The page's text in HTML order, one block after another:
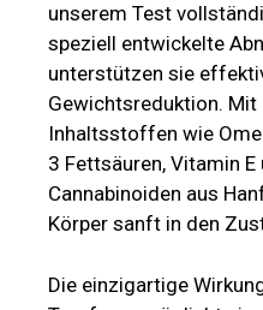
unserem Test
speziell entwickelte
unterstützen sie
Gewichtsreduktion.
Inhaltsstoffen wie
3 Fettsäuren, Vitamin
Cannabinoiden aus
Körper sanft in den
Die einzigartige